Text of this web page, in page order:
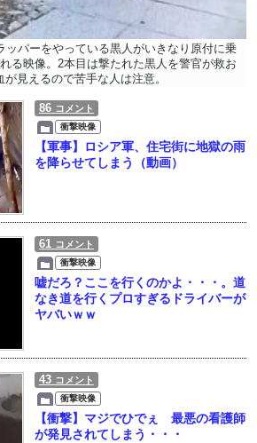
ッパーをやっている黒人がいきなり原付に乗
る映像。2本目は撃たれた黒人を警官が救お
見えるので苦手な人は注意。
86 コメント
衝撃映像
【軍事】ロシア軍、住宅街に地獄の雨
を降らせてしまう（動画）
61 コメント
衝撃映像
嘘だろ？ここを行くのかよ・・・。道
なき道を行くプロすぎるドライバーが
ヤバいｗｗ
43 コメント
衝撃映像
【衝撃】マジでひでぇ 最悪の看護師
が発見されてしまう・・・